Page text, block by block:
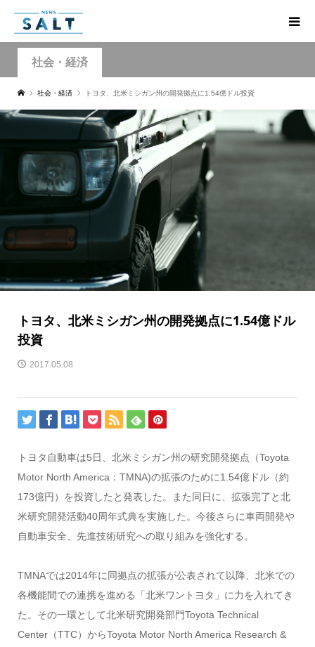
社会・経済
社会・経済 トヨタ、北米ミシガン州の開発拠点に1.54億ドル投資
トヨタ、北米ミシガン州の開発拠点に1.54億ドル
投資
2017.05.08
トヨタ自動車は5日、北米ミシガン州の研究開発拠点（Toyota
Motor North America：TMNA)の拡張のために1.54億ドル（約
173億円）を投資したと発表した。また同日に、拡張完了と北
米研究開発活動40周年式典を実施した。今後さらに車両開発や
自動車安全、先進技術研究への取り組みを強化する。
TMNAでは2014年に同拠点の拡張が公表されて以降、北米での
各機能間での連携を進める「北米ワントヨタ」に力を入れてき
た。その一環として北米研究開発部門Toyota Technical
Center（TTC）からToyota Motor North America Research &